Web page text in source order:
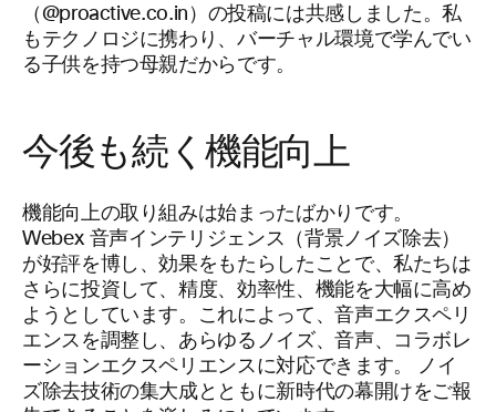
（@proactive.co.in）の投稿には共感しました。私
もテクノロジに携わり、バーチャル環境で学んでい
る子供を持つ母親だからです。
今後も続く機能向上
機能向上の取り組みは始まったばかりです。
Webex 音声インテリジェンス（背景ノイズ除去）
が好評を博し、効果をもたらしたことで、私たちは
さらに投資して、精度、効率性、機能を大幅に高め
ようとしています。これによって、音声エクスペリ
エンスを調整し、あらゆるノイズ、音声、コラボレ
ーションエクスペリエンスに対応できます。 ノイ
ズ除去技術の集大成とともに新時代の幕開けをご報